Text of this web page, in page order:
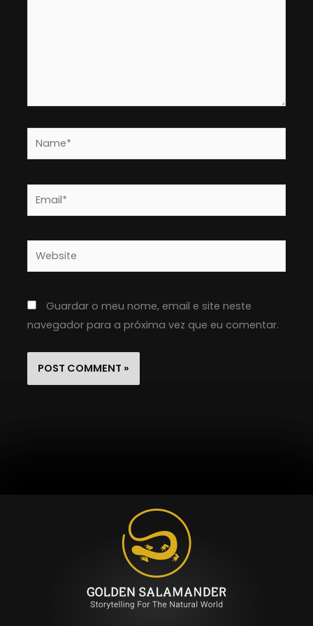
Name*
Website
Guardar o meu nome, email e site neste
navegador para a próxima vez que eu comentar.